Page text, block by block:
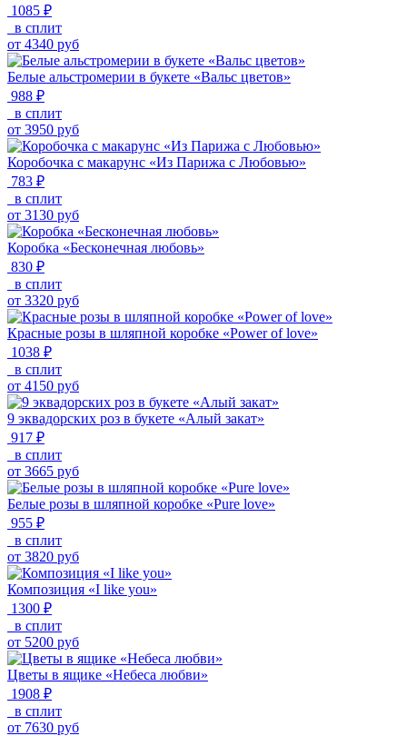
1085 ₽
в сплит
от 4340 руб
Белые альстромерии в букете «Вальс цветов»
988 ₽
в сплит
от 3950 руб
Коробочка с макарунс «Из Парижа с Любовью»
783 ₽
в сплит
от 3130 руб
Коробка «Бесконечная любовь»
830 ₽
в сплит
от 3320 руб
Красные розы в шляпной коробке «Power of love»
1038 ₽
в сплит
от 4150 руб
9 эквадорских роз в букете «Алый закат»
917 ₽
в сплит
от 3665 руб
Белые розы в шляпной коробке «Pure love»
955 ₽
в сплит
от 3820 руб
Композиция «I like you»
1300 ₽
в сплит
от 5200 руб
Цветы в ящике «Небеса любви»
1908 ₽
в сплит
от 7630 руб